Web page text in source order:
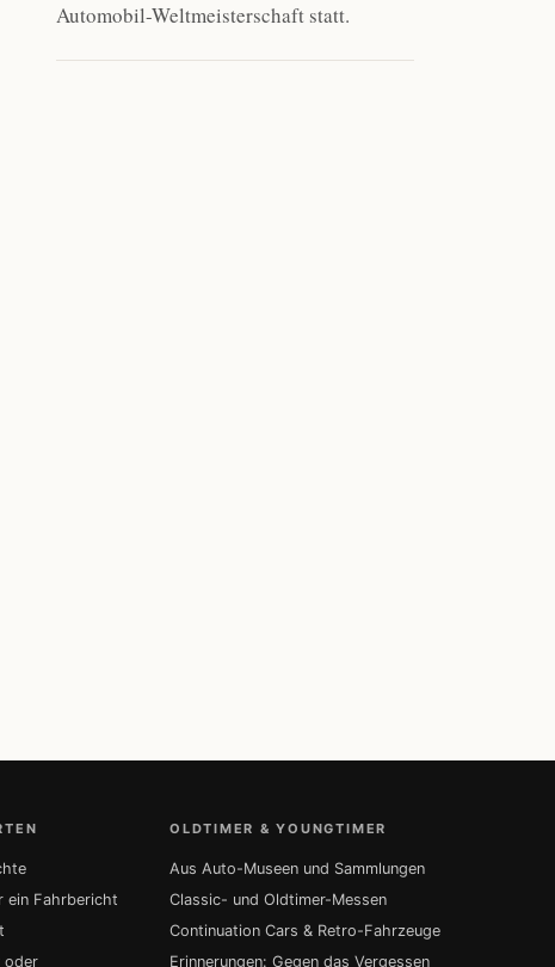
Automobil-Weltmeisterschaft statt.
ein Fahrbericht
oder
OLDTIMER & YOUNGTIMER
Aus Auto-Museen und Sammlungen
Classic- und Oldtimer-Messen
Continuation Cars & Retro-Fahrzeuge
Erinnerungen: Gegen das Vergessen